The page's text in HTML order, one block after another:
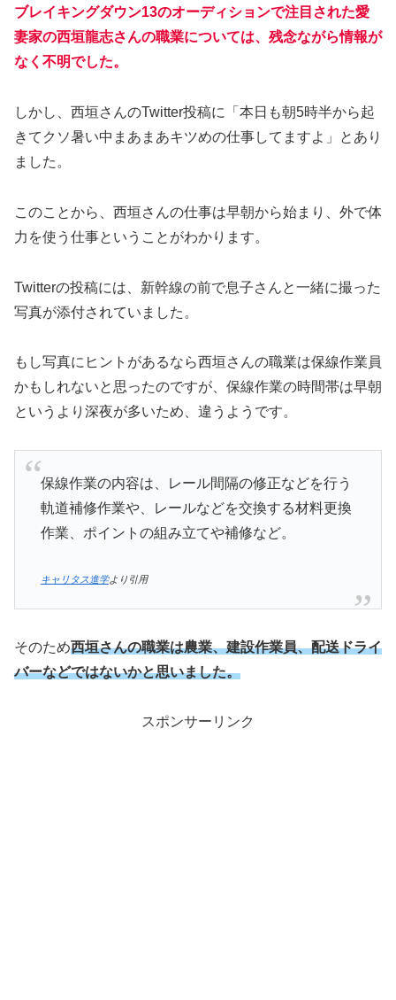
ブレイキングダウン13のオーディションで注目された愛
妻家の西垣龍志さんの職業については、残念ながら情報が
なく不明でした。
しかし、西垣さんのTwitter投稿に「本日も朝5時半から起
きてクソ暑い中まあまあキツめの仕事してますよ」とあり
ました。
このことから、西垣さんの仕事は早朝から始まり、外で体
力を使う仕事ということがわかります。
Twitterの投稿には、新幹線の前で息子さんと一緒に撮った
写真が添付されていました。
もし写真にヒントがあるなら西垣さんの職業は保線作業員
かもしれないと思ったのですが、保線作業の時間帯は早朝
というより深夜が多いため、違うようです。
保線作業の内容は、レール間隔の修正などを行う
軌道補修作業や、レールなどを交換する材料更換
作業、ポイントの組み立てや補修など。
キャリタス進学より引用
そのため西垣さんの職業は農業、建設作業員、配送ドライ
バーなどではないかと思いました。
スポンサーリンク